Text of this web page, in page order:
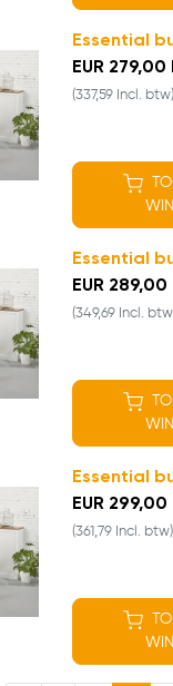
Essential
EUR
(337,59 Incl. btw)
Essential
EUR
(349,69 Incl.
Essential
EUR
(361,79 Incl. btw)